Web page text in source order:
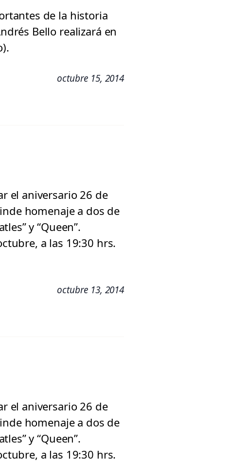
de la historia
Bello realizará en
octubre 15, 2014
el aniversario 26 de
homenaje a dos de
y “Queen”.
a las 19:30 hrs.
octubre 13, 2014
el aniversario 26 de
homenaje a dos de
y “Queen”.
a las 19:30 hrs.